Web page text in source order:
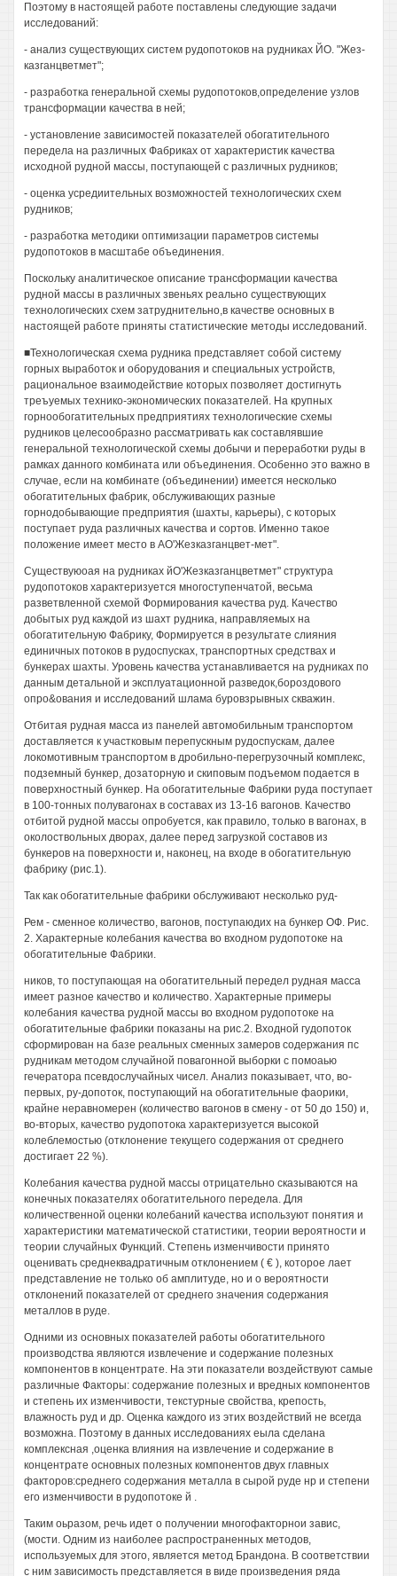
Поэтому в настоящей работе поставлены следующие задачи
исследований:
- анализ существующих систем рудопотоков на рудниках ЙО. "Жез-
казганцветмет";
- разработка генеральной схемы рудопотоков,определение узлов
трансформации качества в ней;
- установление зависимостей показателей обогатительного
передела на различных Фабриках от характеристик качества
исходной рудной массы, поступающей с различных рудников;
- оценка усредиительных возможностей технологических схем
рудников;
- разработка методики оптимизации параметров системы
рудопотоков в масштабе объединения.
Поскольку аналитическое описание трансформации качества
рудной массы в различных звеньях реально существующих
технологических схем затруднительно,в качестве основных в
настоящей работе приняты статистические методы исследований.
■Технологическая схема рудника представляет собой систему
горных выработок и оборудования и специальных устройств,
рациональное взаимодействие которых позволяет достигнуть
треъуемых технико-экономических показателей. На крупных
горнообогатительных предприятиях технологические схемы
рудников целесообразно рассматривать как составлявшие
генеральной технологической схемы добычи и переработки руды в
рамках данного комбината или объединения. Особенно это важно в
случае, если на комбинате (объединении) имеется несколько
обогатительных фабрик, обслуживающих разные
горнодобывающие предприятия (шахты, карьеры), с которых
поступает руда различных качества и сортов. Именно такое
положение имеет место в АО'Жезказганцвет-мет".
Существуюоая на рудниках йО'Жезказганцветмет" структура
рудопотоков характеризуется многоступенчатой, весьма
разветвленной схемой Формирования качества руд. Качество
добытых руд каждой из шахт рудника, направляемых на
обогатительную Фабрику, Формируется в результате слияния
единичных потоков в рудоспусках, транспортных средствах и
бункерах шахты. Уровень качества устанавливается на рудниках по
данным детальной и эксплуатационной разведок,бороздового
опро&ования и исследований шлама буровзрывных скважин.
Отбитая рудная масса из панелей автомобильным транспортом
доставляется к участковым перепускным рудоспускам, далее
локомотивным транспортом в дробильно-перегрузочный комплекс,
подземный бункер, дозаторную и скиповым подъемом подается в
поверхностный бункер. На обогатительные Фабрики руда поступает
в 100-тонных полувагонах в составах из 13-16 вагонов. Качество
отбитой рудной массы опробуется, как правило, только в вагонах, в
околоствольных дворах, далее перед загрузкой составов из
бункеров на поверхности и, наконец, на входе в обогатительную
фабрику (рис.1).
Так как обогатительные фабрики обслуживают несколько руд-
Рем - сменное количество, вагонов, поступаюдих на бункер ОФ. Рис.
2. Характерные колебания качества во входном рудопотоке на
обогатительные Фабрики.
ников, то поступающая на обогатительный передел рудная масса
имеет разное качество и количество. Характерные примеры
колебания качества рудной массы во входном рудопотоке на
обогатительные фабрики показаны на рис.2. Входной гудопоток
сформирован на базе реальных сменных замеров содержания пс
рудникам методом случайной повагонной выборки с помоаью
гечератора псевдослучайных чисел. Анализ показывает, что, во-
первых, ру-допоток, поступающий на обогатительные фаорики,
крайне неравномерен (количество вагонов в смену - от 50 до 150) и,
во-вторых, качество рудопотока характеризуется высокой
колеблемостью (отклонение текущего содержания от среднего
достигает 22 %).
Колебания качества рудной массы отрицательно сказываются на
конечных показателях обогатительного передела. Для
количественной оценки колебаний качества используют понятия и
характеристики математической статистики, теории вероятности и
теории случайных Функций. Степень изменчивости принято
оценивать среднеквадратичным отклонением ( € ), которое лает
представление не только об амплитуде, но и о вероятности
отклонений показателей от среднего значения содержания
металлов в руде.
Одними из основных показателей работы обогатительного
производства являются извлечение и содержание полезных
компонентов в концентрате. На эти показатели воздействуют самые
различные Факторы: содержание полезных и вредных компонентов
и степень их изменчивости, текстурные свойства, крепость,
влажность руд и др. Оценка каждого из этих воздействий не всегда
возможна. Поэтому в данных исследованиях еыла сделана
комплексная ,оценка влияния на извлечение и содержание в
концентрате основных полезных компонентов двух главных
факторов:среднего содержания металла в сырой руде нр и степени
его изменчивости в рудопотоке й .
Таким оьразом, речь идет о получении многофакторнои завис,
(мости. Одним из наиболее распространенных методов,
используемых для этого, является метод Брандона. В соответствии
с ним зависимость представляется в виде произведения ряда